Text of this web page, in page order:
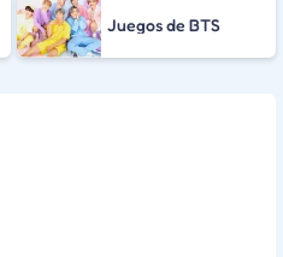
Juegos de BTS